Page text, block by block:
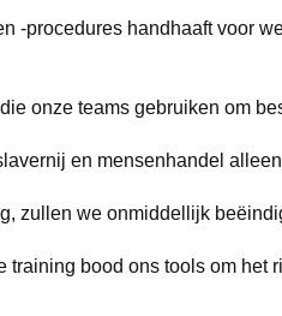
-procedures handhaaft voor
onze teams gebruiken om
en mensenhandel
zullen we onmiddellijk
bood ons tools om het